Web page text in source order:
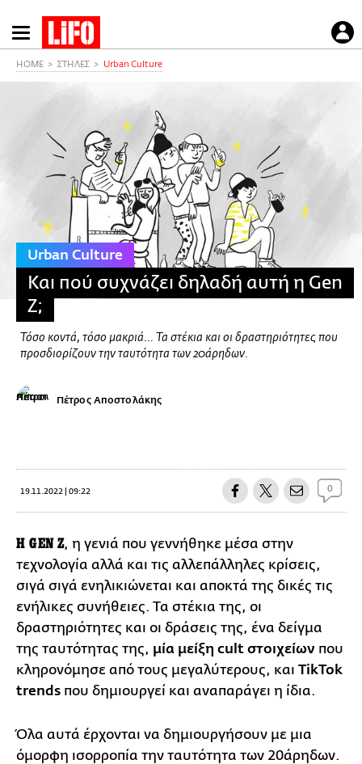
Παράκαμψη
προς
κυρίως
HOME ΣΤΗΛΕΣ Urban Culture
Urban Culture
Και πού συχνάζει δηλαδή αυτή η Gen
Z;
Τόσο κοντά, τόσο μακριά... Τα στέκια και οι δραστηριότητες που
προσδιορίζουν την ταυτότητα των 20άρηδων.
Πέτρος Αποστολάκης
19.11.2022 | 09:22 0
Η GEN Z, η γενιά που γεννήθηκε μέσα στην
τεχνολογία αλλά και τις αλλεπάλληλες κρίσεις,
σιγά σιγά ενηλικιώνεται και αποκτά της δικές τις
ενήλικες συνήθειες. Τα στέκια της, οι
δραστηριότητες και οι δράσεις της, ένα δείγμα
της ταυτότητας της, μία μείξη cult στοιχείων που
κληρονόμησε από τους μεγαλύτερους, και TikTok
trends που δημιουργεί και αναπαράγει η ίδια.
Όλα αυτά έρχονται να δημιουργήσουν με μια
όμορφη ισορροπία την ταυτότητα των 20άρηδων.